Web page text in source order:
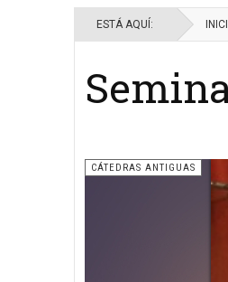
ESTÁ AQUÍ:
CÁTEDRAS ANTIGUAS